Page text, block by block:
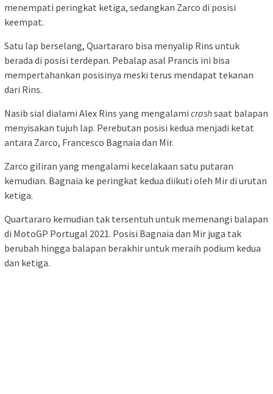
menempati peringkat ketiga, sedangkan Zarco di posisi
keempat.
Satu lap berselang, Quartararo bisa menyalip Rins untuk
berada di posisi terdepan. Pebalap asal Prancis ini bisa
mempertahankan posisinya meski terus mendapat tekanan
dari Rins.
Nasib sial dialami Alex Rins yang mengalami crashsaat balapan
menyisakan tujuh lap. Perebutan posisi kedua menjadi ketat
antara Zarco, Francesco Bagnaia dan Mir.
Zarco giliran yang mengalami kecelakaan satu putaran
kemudian. Bagnaia ke peringkat kedua diikuti oleh Mir di urutan
ketiga.
Quartararo kemudian tak tersentuh untuk memenangi balapan
di MotoGP Portugal 2021. Posisi Bagnaia dan Mir juga tak
berubah hingga balapan berakhir untuk meraih podium kedua
dan ketiga.